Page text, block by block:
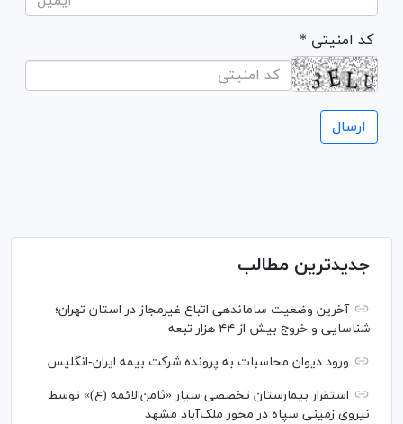
* کد امنیتی
جدیدترین مطالب
آخرین وضعیت ساماندهی اتباع غیرمجاز در استان تهران؛
شناسایی و خروج بیش از ۴۴ هزار تبعه
ورود دیوان محاسبات به پرونده شرکت بیمه ایران-انگلیس
استقرار بیمارستان تخصصی سیار «ثامن‌الائمه (ع)» توسط
نیروی زمینی سپاه در محور ملک‌آباد مشهد